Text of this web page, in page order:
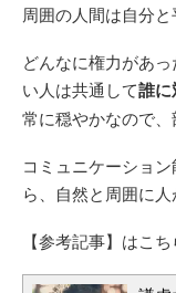
周囲の人間は自分と
どんなに権力があ
い人は共通して誰
常に穏やかなので、
コミュニケーショ
ら、自然と周囲に人
【参考記事】はこ